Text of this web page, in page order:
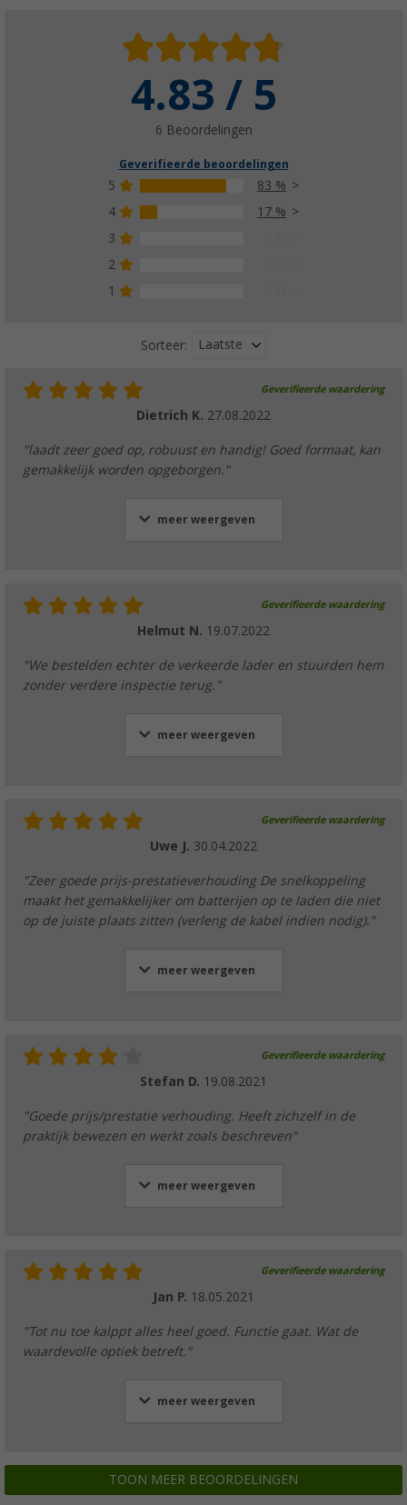
4.83 / 5
6 Beoordelingen
Geverifieerde beoordelingen
5
83 %
4
17 %
3
2
1
Sorteer: Laatste
Geverifieerde waardering
Dietrich K. 27.08.2022
"laadt zeer goed op, robuust en handig! Goed formaat, kan
gemakkelijk worden opgeborgen."
meer weergeven
Geverifieerde waardering
Helmut N. 19.07.2022
"We bestelden echter de verkeerde lader en stuurden hem
zonder verdere inspectie terug."
meer weergeven
Geverifieerde waardering
Uwe J. 30.04.2022
"Zeer goede prijs-prestatieverhouding De snelkoppeling
maakt het gemakkelijker om batterijen op te laden die niet
op de juiste plaats zitten (verleng de kabel indien nodig)."
meer weergeven
Geverifieerde waardering
Stefan D. 19.08.2021
"Goede prijs/prestatie verhouding. Heeft zichzelf in de
praktijk bewezen en werkt zoals beschreven"
meer weergeven
Geverifieerde waardering
Jan P. 18.05.2021
"Tot nu toe kalppt alles heel goed. Functie gaat. Wat de
waardevolle optiek betreft."
meer weergeven
TOON MEER BEOORDELINGEN